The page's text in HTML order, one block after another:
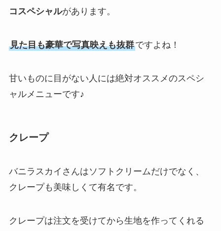
コスペシャルがあります。
見た目も豪華で写真映えも抜群ですよね！
甘いものに目がない人には絶対オススメのスペシ
ャルメニューです♪
クレープ
バニラスカイさんはソフトクリームだけでなく、
クレープも美味しくて有名です。
クレープは注文を受けてから生地を作ってくれる